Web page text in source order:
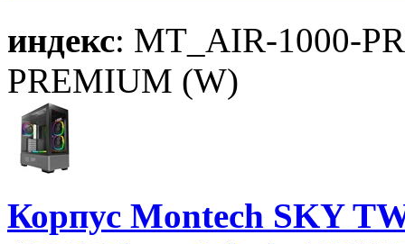
индекс: MT_AIR-1000-
PREMIUM (W)
Корпус Montech SKY